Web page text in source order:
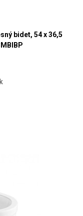
bidet, 54 x 36,5